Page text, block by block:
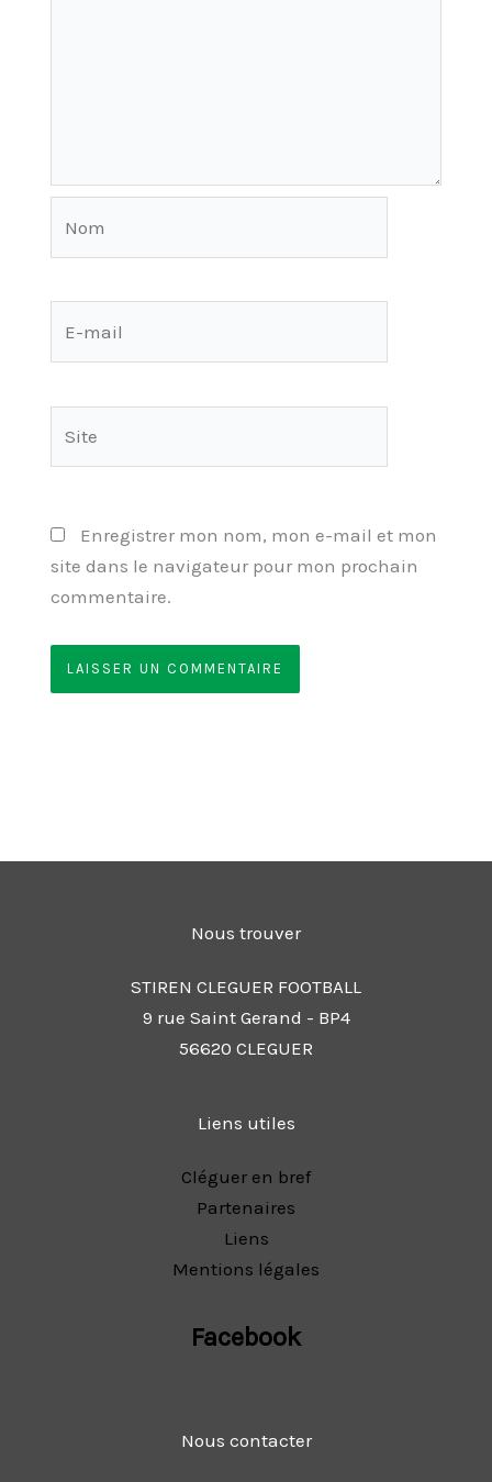
Enregistrer mon nom, mon e-mail et mon
site dans le navigateur pour mon prochain
commentaire.
Nous trouver
STIREN CLEGUER FOOTBALL
9 rue Saint Gerand - BP4
56620 CLEGUER
Liens utiles
Cléguer en bref
Partenaires
Liens
Mentions légales
Facebook
Nous contacter